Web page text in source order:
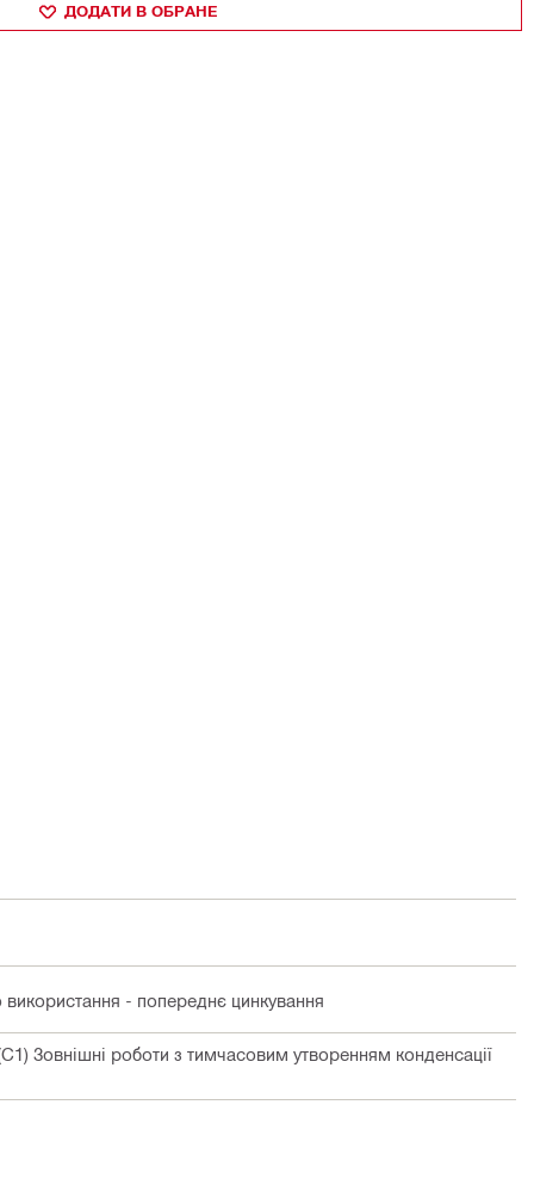
ДОДАТИ В ОБРАНЕ
- попереднє цинкування
Зовнішні роботи з тимчасовим утворенням конденсації